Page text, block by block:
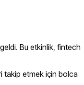
Bu etkinlik, fintech
takip etmek için bolca